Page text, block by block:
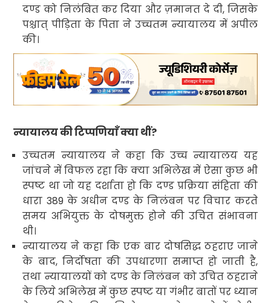
दण्ड को निलंबित कर दिया और ज़मानत दे दी, जिसके
पश्चात् पीड़िता के पिता ने उच्चतम न्यायालय में अपील
की।
न्यायालय की टिप्पणियाँ क्या थीं?
उच्चतम न्यायालय ने कहा कि उच्च न्यायालय यह
जांचने में विफल रहा कि क्या अभिलेख में ऐसा कुछ भी
स्पष्ट था जो यह दर्शाता हो कि दण्ड प्रक्रिया संहिता की
धारा 389 के अधीन दण्ड के निलंबन पर विचार करते
समय अभियुक्त के दोषमुक्त होने की उचित संभावना
थी।
न्यायालय ने कहा कि एक बार दोषसिद्ध ठहराए जाने
के बाद, निर्दोषता की उपधारणा समाप्त हो जाती है,
तथा न्यायालयों को दण्ड के निलंबन को उचित ठहराने
के लियेअभिलेख में कुछ स्पष्ट या गंभीर बातों पर ध्यान